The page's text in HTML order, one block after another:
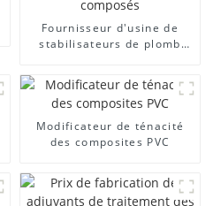
Fournisseur d'usine de
stabilisateurs de plomb
Modificateur de ténacité
des composites PVC